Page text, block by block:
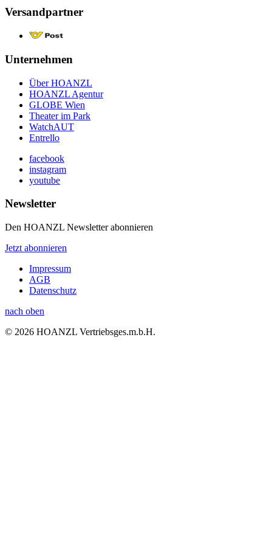
Versandpartner
Unternehmen
Über HOANZL
HOANZL Agentur
GLOBE Wien
Theater im Park
WatchAUT
Entrello
facebook
instagram
youtube
Newsletter
Den HOANZL Newsletter abonnieren
Jetzt abonnieren
Impressum
AGB
Datenschutz
nach oben
© 2026 HOANZL Vertriebsges.m.b.H.